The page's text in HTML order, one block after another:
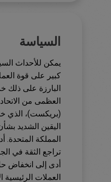
السياسة
يمكن للأحداث
كبير على قوة
البارزة على ذلك
العظمى من
(بريكست)، الذي
اليقين الشديد
المملكة
تراجع الثقة في
أدى إلى انخفاض
العملات الرئيسية